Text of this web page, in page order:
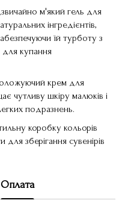
м'який гель для
інгредієнтів,
їй турботу з
для купання
крем для
чутливу шкіру малюків і
подразнень.
коробку кольорів
зберігання сувенірів
Оплата